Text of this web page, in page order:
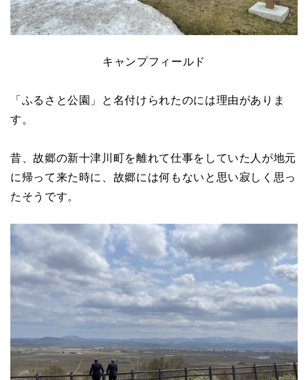
キャンプフィールド
「ふるさと公園」と名付けられたのには理由がありま
す。
昔、故郷の新十津川町を離れて仕事をしていた人が地元
に帰って来た時に、故郷には何もないと思い寂しく思っ
たそうです。